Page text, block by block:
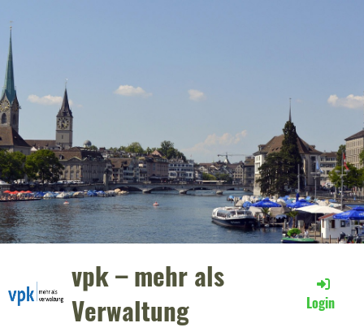
vpk – mehr als
Verwaltung
Login